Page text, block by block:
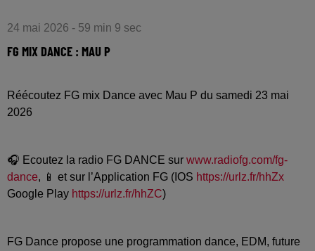
24 mai 2026 - 59 min 9 sec
FG MIX DANCE : MAU P
Réécoutez FG mix Dance avec Mau P du samedi 23 mai
2026
🎧 Ecoutez la radio FG DANCE sur www.radiofg.com/fg-
dance, 📱 et sur l’Application FG (IOS https://urlz.fr/hhZx
Google Play https://urlz.fr/hhZC)
FG Dance propose une programmation dance, EDM, future